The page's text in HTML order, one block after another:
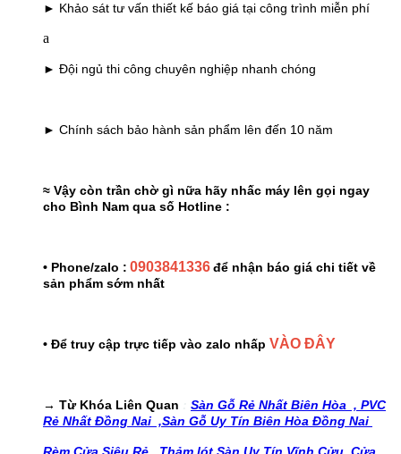
► Khảo sát tư vấn thiết kế báo giá tại công trình miễn phí
a
► Đội ngủ thi công chuyên nghiệp nhanh chóng
► Chính sách bảo hành sản phẩm lên đến 10 năm
≈ Vậy còn trần chờ gì nữa hãy nhấc máy lên gọi ngay
cho Bình Nam qua số Hotline :
• Phone/zalo : 0903841336để nhận báo giá chi tiết về
sản phẩm sớm nhất
• Để truy cập trực tiếp vào zalo nhấp VÀO ĐÂY
→ Từ Khóa Liên Quan Sàn Gỗ Rẻ Nhất Biên Hòa , PVC
Rẻ Nhất Đồng Nai ,Sàn Gỗ Uy Tín Biên Hòa Đồng Nai